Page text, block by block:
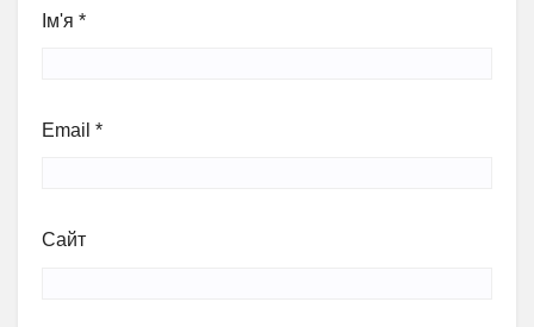
Ім'я *
Email *
Сайт